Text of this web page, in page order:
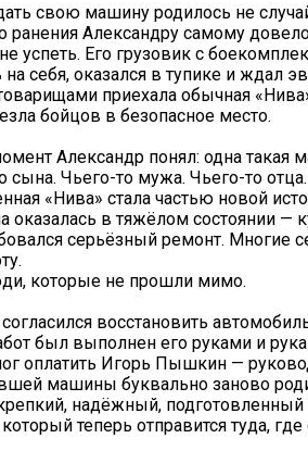
свою машину родилось не
ранения Александру самому
успеть. Его грузовик с
себя, оказался в тупике и ждал
приехала обычная
бойцов в безопасное место.
Александр понял: одна такая
сына. Чьего-то мужа. Чьего-то отца.
«Нива» стала частью новой
оказалась в тяжёлом состоянии —
серьёзный ремонт. Многие
которые не прошли мимо.
восстановить
был выполнен его руками и
оплатить Игорь Пышкин —
машины буквально заново
надёжный,
теперь отправится туда,